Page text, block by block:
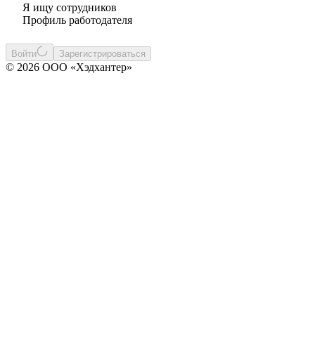
Я ищу сотрудников
Профиль работодателя
Войти Зарегистрироваться
© 2026 ООО «Хэдхантер»